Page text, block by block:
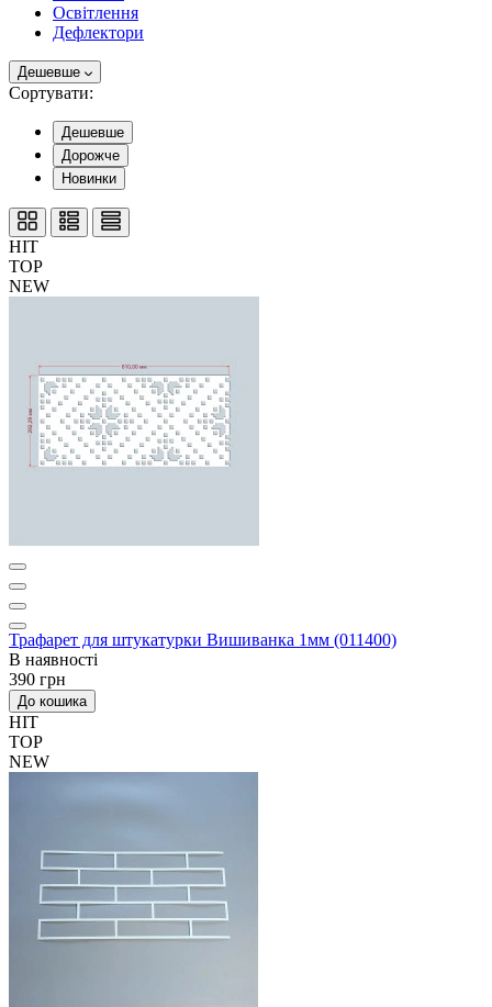
Освітлення
Дефлектори
Дешевше
Сортувати:
Дешевше
Дорожче
Новинки
HIT
TOP
NEW
Трафарет для штукатурки Вишиванка 1мм (011400)
В наявності
390 грн
До кошика
HIT
TOP
NEW